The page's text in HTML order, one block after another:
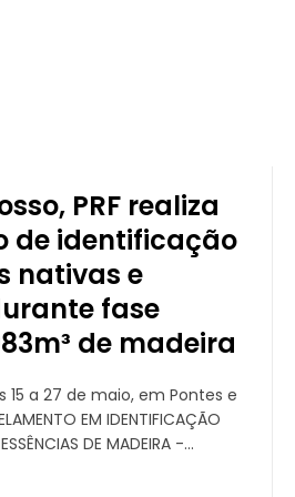
PRF realiza
de identificação
nativas e
fase
de madeira
15 a 27 de maio, em Pontes e
EM IDENTIFICAÇÃO
DE MADEIRA -...